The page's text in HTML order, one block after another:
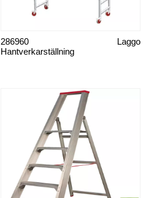
Hantverkarställning
Laggo
286960